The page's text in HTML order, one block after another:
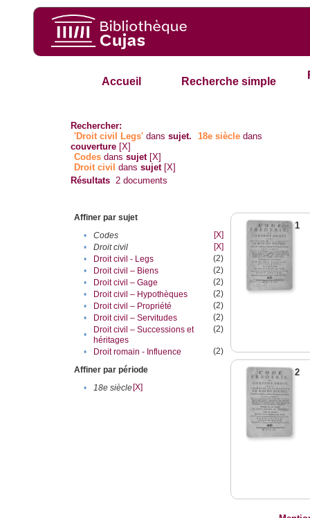
Accueil Recherche simple
Rechercher:
'Droit civil Legs' danssujet. 18e siècle dans
couverture [X]
Codes danssujet [X]
Droit civil danssujet [X]
Résultats 2 documents
Affiner par sujet
•
Codes
[X]
•
Droit civil
[X]
•
Droit civil - Legs
(2)
•
Droit civil – Biens
(2)
•
Droit civil – Gage
(2)
•
Droit civil – Hypothèques
(2)
•
Droit civil – Propriété
(2)
•
Droit civil – Servitudes
(2)
•
Droit civil – Successions et
héritages
(2)
• Droit romain - Influence
(2)
Affiner par période
•
18e siècle[X]
1
2